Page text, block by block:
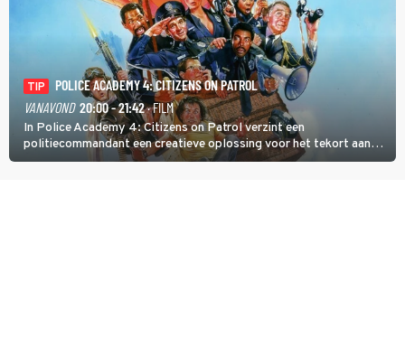
TIP
POLICE ACADEMY 4: CITIZENS ON PATROL
VANAVOND 20:00 - 21:42· FILM
In Police Academy 4: Citizens on Patrol verzint een
politiecommandant een creatieve oplossing voor het tekort aan
agenten.